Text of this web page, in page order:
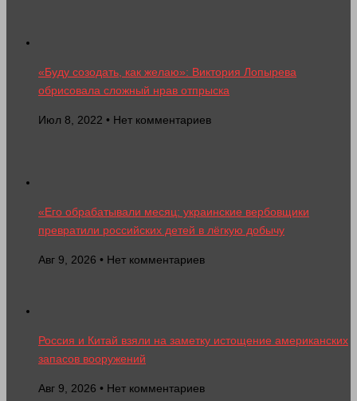
«Буду созодать, как желаю»: Виктория Лопырева
обрисовала сложный нрав отпрыска
Июл 8, 2022 • Нет комментариев
«Его обрабатывали месяц: украинские вербовщики
превратили российских детей в лёгкую добычу
Авг 9, 2026 • Нет комментариев
Россия и Китай взяли на заметку истощение американских
запасов вооружений
Авг 9, 2026 • Нет комментариев